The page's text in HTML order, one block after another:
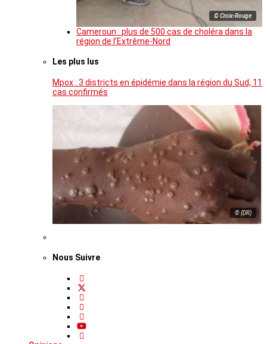
© Croix-Rouge
Cameroun : plus de 500 cas de choléra dans la
région de l’Extrême-Nord
Les plus lus
Mpox : 3 districts en épidémie dans la région du Sud, 11
cas confirmés
© (DR)
Nous Suivre